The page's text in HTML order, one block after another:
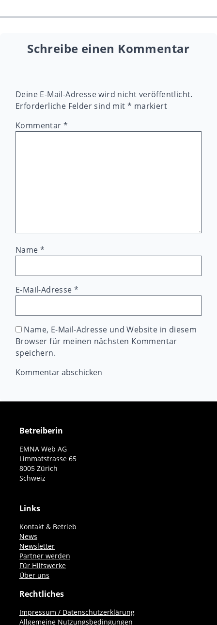
Schreibe einen Kommentar
Deine E-Mail-Adresse wird nicht veröffentlicht.
Erforderliche Felder sind mit * markiert
Kommentar*
Name *
E-Mail-Adresse*
Name, E-Mail-Adresse und Website in diesem
Browser für meinen nächsten Kommentar
speichern.
Betreiberin
EMNA Web AG
Limmatstrasse 65
8005 Zürich
Schweiz
Links
Kontakt & Betrieb
News
Newsletter
Partner werden
Für Hilfswerke
Über uns
Rechtliches
Impressum / Datenschutzerklärung
Allgemeine Nutzungsbedingungen